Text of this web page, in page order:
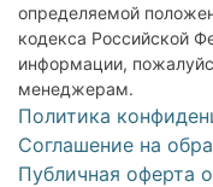
определяемой
кодекса Российской
информации,
менеджерам.
Политика
Соглашение на
Публичная оферта